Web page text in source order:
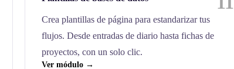
Crea plantillas de página para estandarizar tus
flujos. Desde entradas de diario hasta fichas de
proyectos, con un solo clic.
Ver módulo →